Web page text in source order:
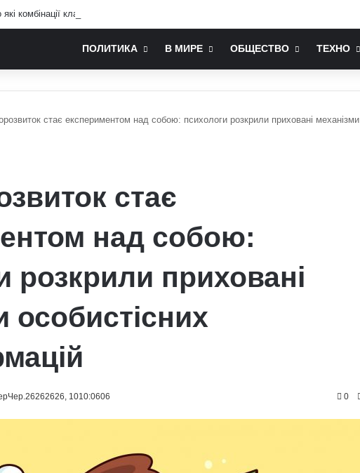
які комбінації клавіш на комп’ютері більшість людей не знає: технічні лайфхаки
ПОЛИТИКА В МИРЕ ОБЩЕСТВО ТЕХНО
стає експериментом над собою: психологи розкрили приховані механізми
стає
над собою:
розкрили приховані
особистісних
1010:0606 0